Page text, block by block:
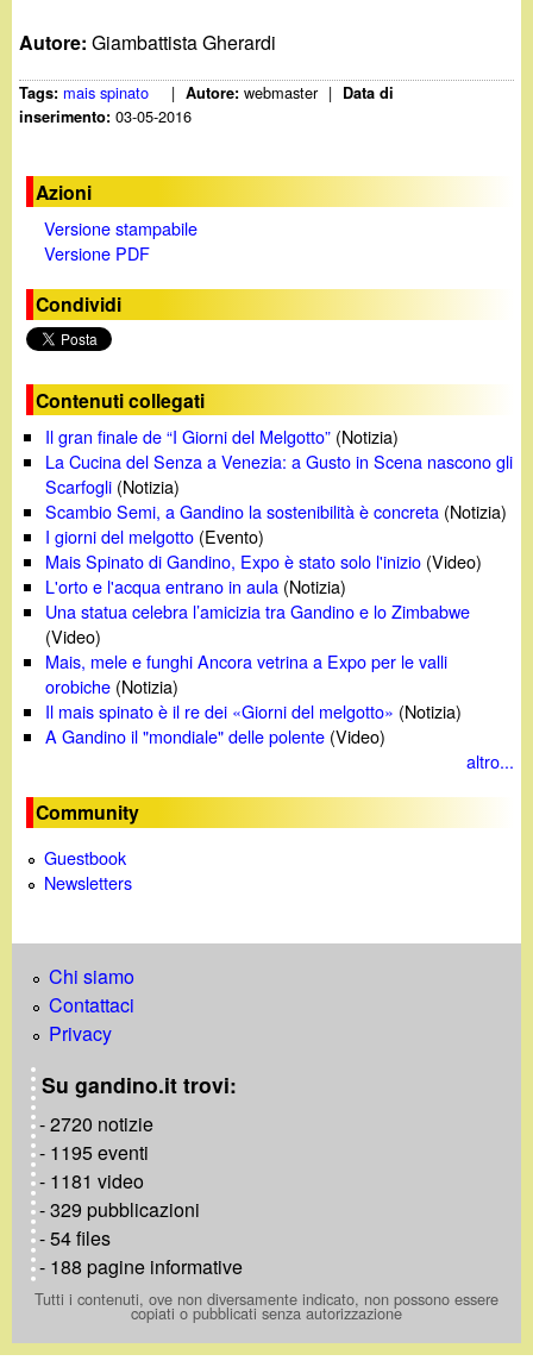
Autore:Giambattista Gherardi
Tags: mais spinato | Autore:webmaster |
Data di
inserimento:03-05-2016
Azioni
Versione stampabile
Versione PDF
Condividi
Contenuti collegati
Il gran finale de “I Giorni del Melgotto” (Notizia)
La Cucina del Senza a Venezia: a Gusto in Scena nascono gli
Scarfogli (Notizia)
Scambio Semi, a Gandino la sostenibilità è concreta (Notizia)
I giorni del melgotto (Evento)
Mais Spinato di Gandino, Expo è stato solo l'inizio (Video)
L'orto e l'acqua entrano in aula (Notizia)
Una statua celebra l’amicizia tra Gandino e lo Zimbabwe
(Video)
Mais, mele e funghi Ancora vetrina a Expo per le valli
orobiche (Notizia)
Il mais spinato è il re dei «Giorni del melgotto» (Notizia)
A Gandino il "mondiale" delle polente (Video)
altro...
Community
Guestbook
Newsletters
Chi siamo
Contattaci
Privacy
Su gandino.it trovi:
- 2720 notizie
- 1195 eventi
- 1181 video
- 329 pubblicazioni
- 54 files
- 188 pagine informative
Tutti i contenuti, ove non diversamente indicato, non possono essere
copiati o pubblicati senza autorizzazione